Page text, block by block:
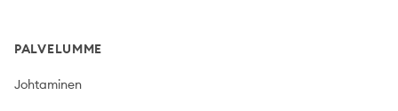
PALVELUMME
Johtaminen